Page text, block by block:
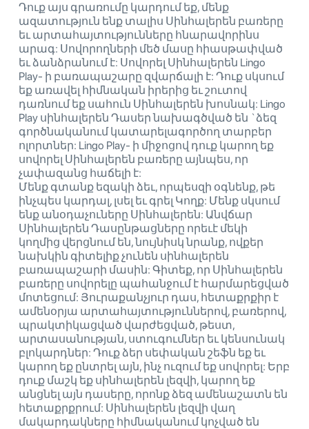
Դուք այս գրառումը կարդում եք, մենք
ազատություն ենք տալիս Սինհալերեն բառերը
եւ արտահայտությունները հնարավորինս
արագ: Սովորողների մեծ մասը հիասթափված
եւ ձանձրանում է: Սովորել Սինհալերեն Lingo
Play- ի բառապաշարը զվարճալի է: Դուք սկսում
եք առավել հիմնական իրերից եւ շուտով
դառնում եք սահուն Սինհալերեն խոսնակ: Lingo
Play սինհալերեն Դասեր նախագծված են `ձեզ
գործնականում կատարելագործող տարբեր
ոլորտներ: Lingo Play- ի միջոցով դուք կարող եք
սովորել Սինհալերեն բառերը այնպես, որ
չափազանց հաճելի է:
Մենք գտանք եզակի ձեւ, որպեսզի օգնենք, թե
ինչպես կարդալ, լսել եւ գրել Կողք: Մենք սկսում
ենք անօդաչուները Սինհալերեն: Անվճար
Սինհալերեն Դասընթացները որեւէ մեկի
կողմից վերցնում են, նույնիսկ նրանք, ովքեր
նախկին գիտելիք չունեն սինհալերեն
բառապաշարի մասին: Գիտեք, որ Սինհալերեն
բառերը սովորելը պահանջում է հարմարեցված
մոտեցում: Յուրաքանչյուր դաս, հետաքրքիր է
ամենօրյա արտահայտություններով, բառերով,
պրակտիկացված վարժեցված, թեստ,
արտասանության, ստուգումներ եւ կենսունակ
բլոկարդներ: Դուք ձեր սեփական շեֆն եք եւ
կարող եք ընտրել այն, ինչ ուզում եք սովորել: Երբ
դուք մաշկ եք սինհալերեն լեզվի, կարող եք
անցնել այն դասերը, որոնք ձեզ ամենաշատն են
հետաքրքրում: Սինհալերեն լեզվի վաղ
մակարդակները հիմնականում կոչված են